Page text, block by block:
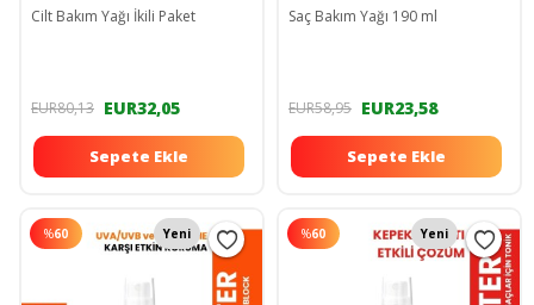
Cilt Bakım Yağı İkili Paket
EUR80,13 EUR32,05
Sepete Ekle
Saç Bakım Yağı 190 ml
EUR58,95 EUR23,58
Sepete Ekle
%60 Yeni %60 Yeni